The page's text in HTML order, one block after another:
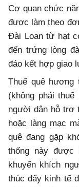
Cơ quan chức
được làm theo
Đài Loan từ hạt
đến trứng lòng
đáo kết hợp giao
Thuế quê
(không phải
người dân hỗ trợ
hoặc làng mạc
quê đang gặp
thống này được
khuyến khích
thúc đẩy kinh tế